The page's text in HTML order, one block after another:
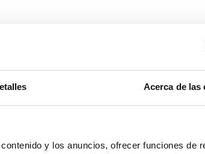
Acerca de las
y los anuncios, ofrecer funciones de